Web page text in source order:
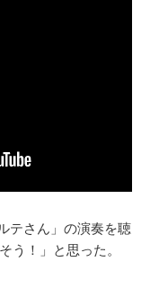
テさん」の演奏を聴
う！」と思った。